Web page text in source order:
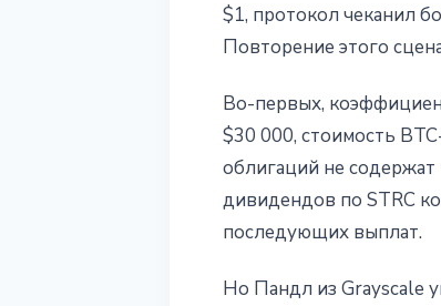
$1, протокол чеканил
Повторение этого
Во-первых,
$30 000, стоимость
облигаций не
дивидендов по STRC
последующих выплат.
Но Пандл из Grayscale